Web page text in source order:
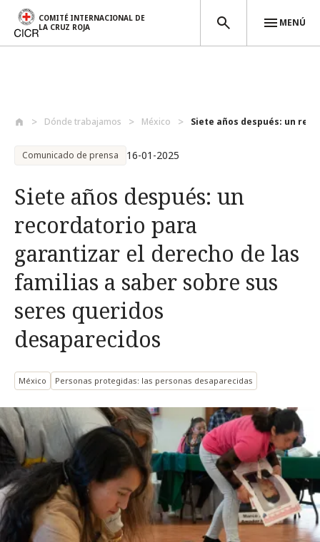
COMITÉ INTERNACIONAL DE
LA CRUZ ROJA
MENÚ
Dónde trabajamos México Siete años después: un
Comunicado de prensa 16-01-2025
Siete años después: un
recordatorio para
garantizar el derecho de las
familias a saber sobre sus
seres queridos
desaparecidos
México Personas protegidas: las personas desaparecidas